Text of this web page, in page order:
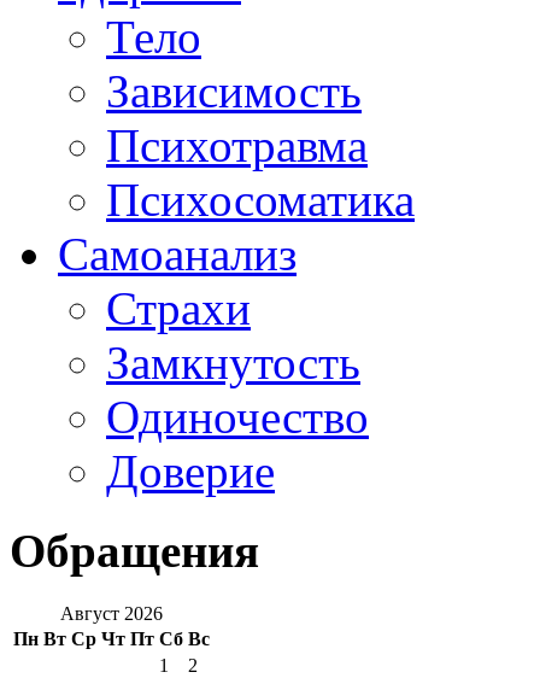
Тело
Зависимость
Психотравма
Психосоматика
Самоанализ
Страхи
Замкнутость
Одиночество
Доверие
Обращения
Август 2026
Пн Вт Ср Чт Пт Сб Вс
1
2